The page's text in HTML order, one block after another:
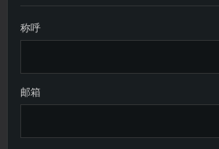
称呼
邮箱